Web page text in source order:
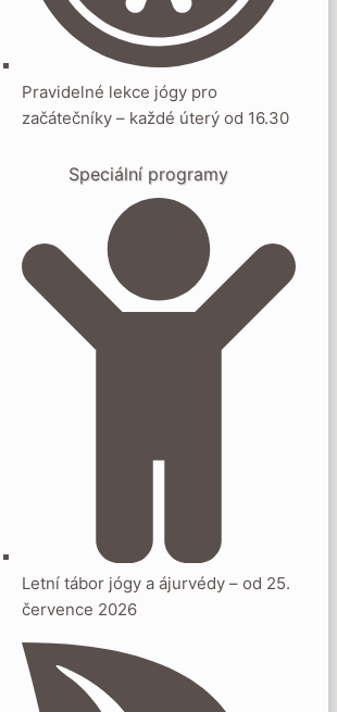
Pravidelné lekce jógy pro
začátečníky – každé úterý od 16.30
Speciální programy
Letní tábor jógy a ájurvédy – od 25.
července 2026